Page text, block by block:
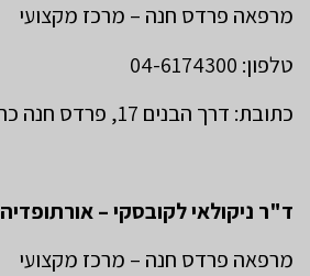
מרפאה פרדס חנה – מרכז מקצועי
טלפון: 04-6174300
כתובת: דרך הבנים 17, פרדס חנה כרכור
ד"ר ניקולאי לקובסקי – אורתופדיה
מרפאה פרדס חנה – מרכז מקצועי